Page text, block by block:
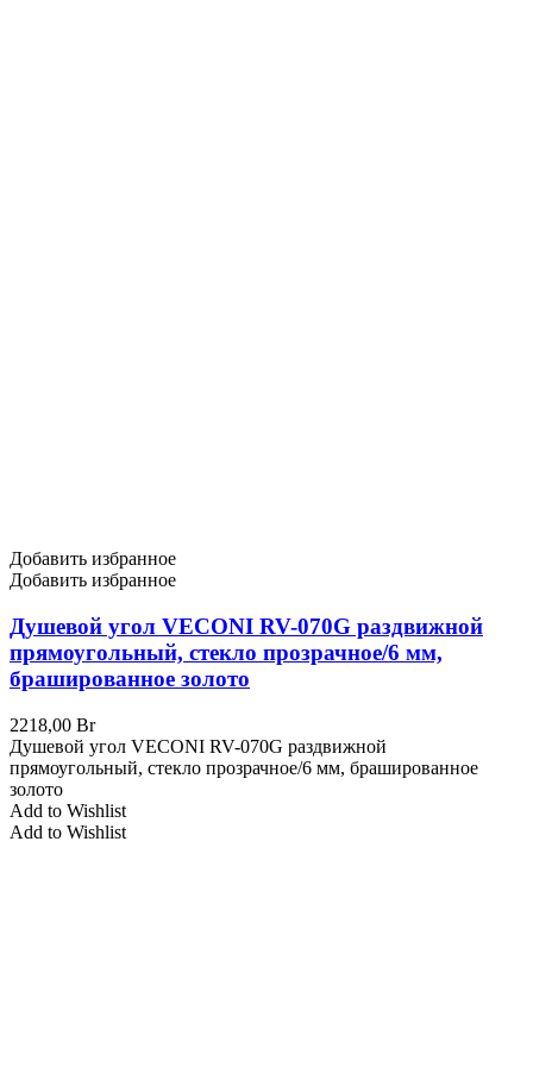
Добавить избранное
Добавить избранное
Душевой угол VECONI RV-070G раздвижной
прямоугольный, стекло прозрачное/6 мм,
брашированное золото
2218,00 Br
Душевой угол VECONI RV-070G раздвижной
прямоугольный, стекло прозрачное/6 мм, брашированное
золото
Add to Wishlist
Add to Wishlist